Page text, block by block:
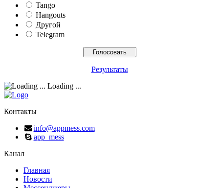
Tango
Hangouts
Другой
Telegram
Результаты
Loading ...
Контакты
info@appmess.com
app_mess
Канал
Главная
Новости